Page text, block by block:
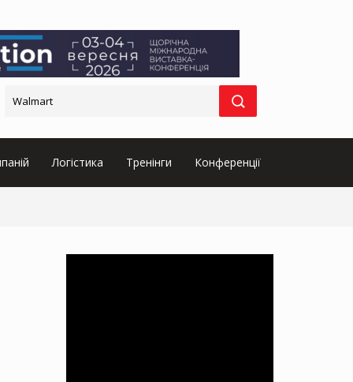
Логістика Тренінги Конференції